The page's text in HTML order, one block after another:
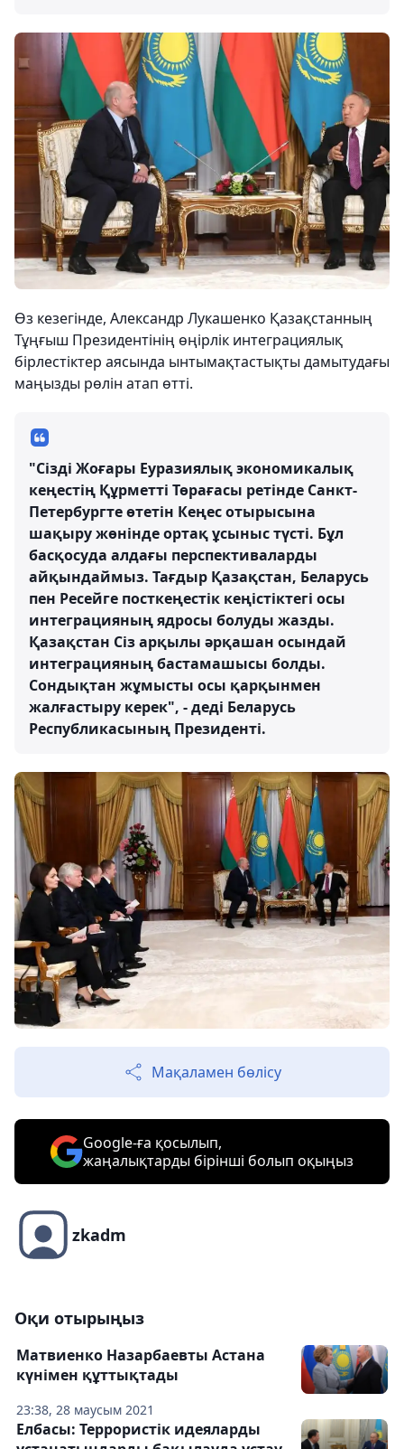
Өз кезегінде, Александр Лукашенко Қазақстанның
Тұңғыш Президентінің өңірлік интеграциялық
бірлестіктер аясында ынтымақтастықты дамытудағы
маңызды рөлін атап өтті.
"Сізді Жоғары Еуразиялық экономикалық
кеңестің Құрметті Төрағасы ретінде Санкт-
Петербургте өтетін Кеңес отырысына
шақыру жөнінде ортақ ұсыныс түсті. Бұл
басқосуда алдағы перспективаларды
айқындаймыз. Тағдыр Қазақстан, Беларусь
пен Ресейге посткеңестік кеңістіктегі осы
интеграцияның ядросы болуды жазды.
Қазақстан Сіз арқылы әрқашан осындай
интеграцияның бастамашысы болды.
Сондықтан жұмысты осы қарқынмен
жалғастыру керек", - деді Беларусь
Республикасының Президенті.
Мақаламен бөлісу
Google-ға қосылып,
жаңалықтарды бірінші болып оқыңыз
zkadm
Оқи отырыңыз
23:38, 28 маусым 2021
Матвиенко Назарбаевты Астана
күнімен құттықтады
Елбасы: Террористік идеяларды